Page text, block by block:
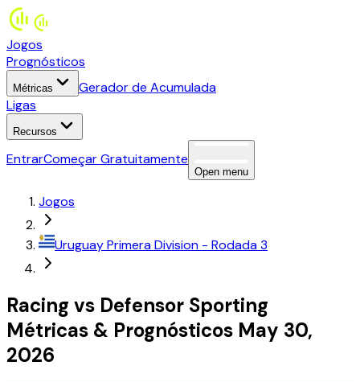
Jogos
Prognósticos
Métricas
Gerador de Acumulada
Ligas
Recursos
EntrarComeçar Gratuitamente
Open menu
Jogos
UruguayPrimera Division - Rodada 3
Racing vs Defensor Sporting
Métricas & Prognósticos May 30,
2026